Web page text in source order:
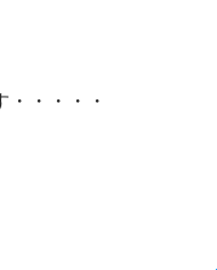
・・・・